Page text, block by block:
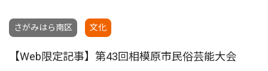
さがみはら南区 文化
【Web限定記事】第43回相模原市民俗芸能大会